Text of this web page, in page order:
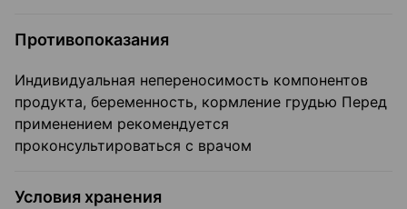
Противопоказания
Индивидуальная непереносимость компонентов
продукта, беременность, кормление грудью Перед
применением рекомендуется
проконсультироваться с врачом
Условия хранения